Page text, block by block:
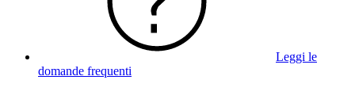
Leggi le
domande frequenti